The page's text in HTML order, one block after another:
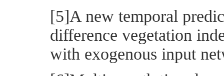
[5]A new temporal
difference vegetation
with exogenous input